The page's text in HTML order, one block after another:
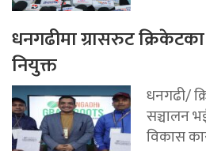
धनगढीमा ग्रासरुट
नियुक्त
धनगढी/
सञ्चालन
विकास